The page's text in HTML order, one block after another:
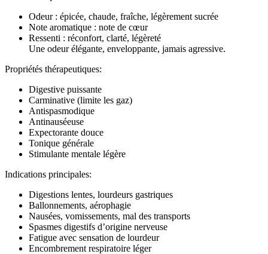
Odeur : épicée, chaude, fraîche, légèrement sucrée
Note aromatique : note de cœur
Ressenti : réconfort, clarté, légèreté
Une odeur élégante, enveloppante, jamais agressive.
Propriétés thérapeutiques:
Digestive puissante
Carminative (limite les gaz)
Antispasmodique
Antinauséeuse
Expectorante douce
Tonique générale
Stimulante mentale légère
Indications principales:
Digestions lentes, lourdeurs gastriques
Ballonnements, aérophagie
Nausées, vomissements, mal des transports
Spasmes digestifs d’origine nerveuse
Fatigue avec sensation de lourdeur
Encombrement respiratoire léger